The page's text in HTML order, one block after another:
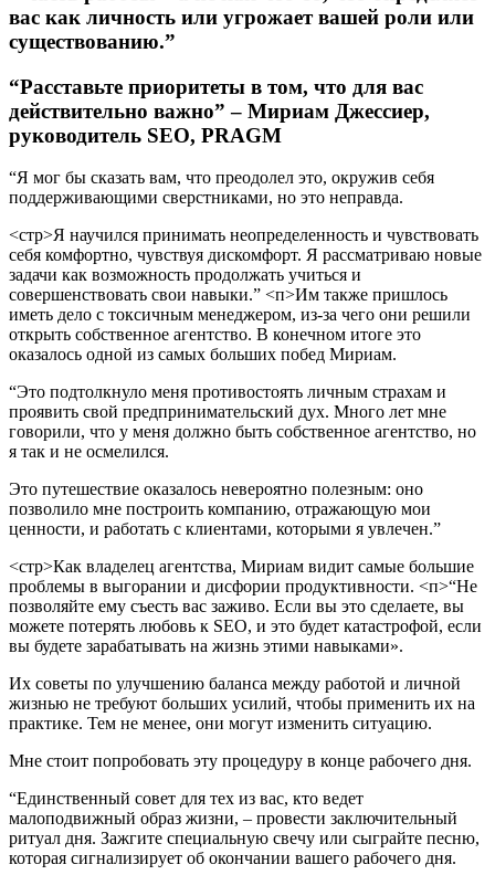
вас как личность или угрожает вашей роли или
существованию.”
“Расставьте приоритеты в том, что для вас
действительно важно” – Мириам Джессиер,
руководитель SEO, PRAGM
“Я мог бы сказать вам, что преодолел это, окружив себя
поддерживающими сверстниками, но это неправда.
<стр>Я научился принимать неопределенность и чувствовать
себя комфортно, чувствуя дискомфорт. Я рассматриваю новые
задачи как возможность продолжать учиться и
совершенствовать свои навыки.” <п>Им также пришлось
иметь дело с токсичным менеджером, из-за чего они решили
открыть собственное агентство. В конечном итоге это
оказалось одной из самых больших побед Мириам.
“Это подтолкнуло меня противостоять личным страхам и
проявить свой предпринимательский дух. Много лет мне
говорили, что у меня должно быть собственное агентство, но
я так и не осмелился.
Это путешествие оказалось невероятно полезным: оно
позволило мне построить компанию, отражающую мои
ценности, и работать с клиентами, которыми я увлечен.”
<стр>Как владелец агентства, Мириам видит самые большие
проблемы в выгорании и дисфории продуктивности. <п>“Не
позволяйте ему съесть вас заживо. Если вы это сделаете, вы
можете потерять любовь к SEO, и это будет катастрофой, если
вы будете зарабатывать на жизнь этими навыками».
Их советы по улучшению баланса между работой и личной
жизнью не требуют больших усилий, чтобы применить их на
практике. Тем не менее, они могут изменить ситуацию.
Мне стоит попробовать эту процедуру в конце рабочего дня.
“Единственный совет для тех из вас, кто ведет
малоподвижный образ жизни, – провести заключительный
ритуал дня. Зажгите специальную свечу или сыграйте песню,
которая сигнализирует об окончании вашего рабочего дня.